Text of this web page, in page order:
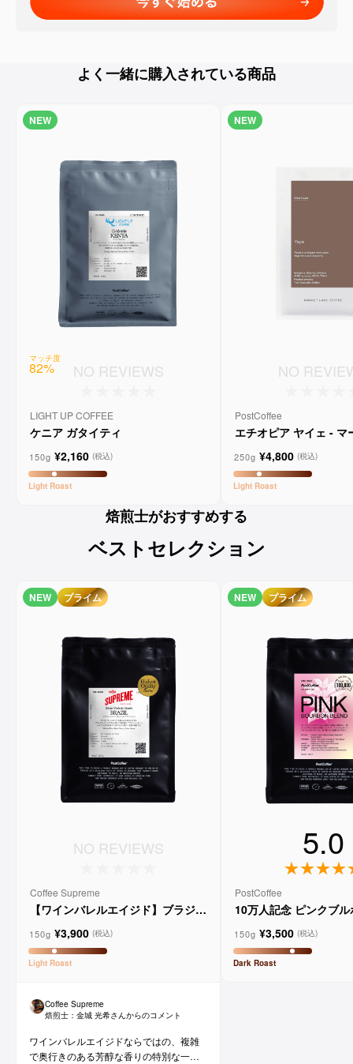
よく一緒に購入されている商品
NEW
マッチ度
82% NO REVIEWS
LIGHT UP COFFEE
ケニア ガタイティ
150g ¥2,160 (税込)
Light Roast
NEW
NO
PostCoffee
エチオピア ヤイェ - マ
250g ¥4,800 (税込)
Light Roast
焙煎士がおすすめする
ベストセレクション
NEW プライム
NO REVIEWS
Coffee Supreme
【ワインバレルエイジド】ブラジル
ョ
150g ¥3,900 (税込)
Light Roast
Coffee Supreme
焙煎士： 金城 光希さんからのコメント
ワインバレルエイジドならではの、複雑
で奥行きのある芳醇な香りの特別な一杯
NEW プライム
5.0
PostCoffee
10万人記念 ピンクブ
150g ¥3,500 (税込)
Dark Roast